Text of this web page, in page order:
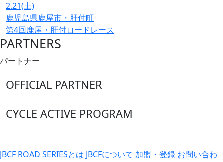
2.21(土)
鹿児島県鹿屋市・肝付町
第4回鹿屋・肝付ロードレース
PARTNERS
パートナー
OFFICIAL PARTNER
CYCLE ACTIVE PROGRAM
JBCF ROAD SERIESとは JBCFについて 加盟・登録 お問い合わ